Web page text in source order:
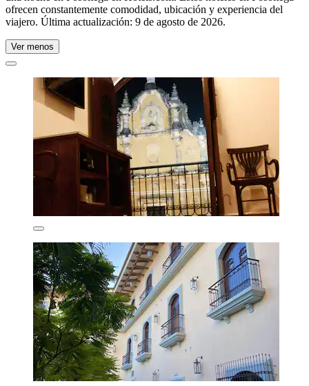
ofrecen constantemente comodidad, ubicación y experiencia del
viajero. Última actualización: 9 de agosto de 2026.
Ver menos